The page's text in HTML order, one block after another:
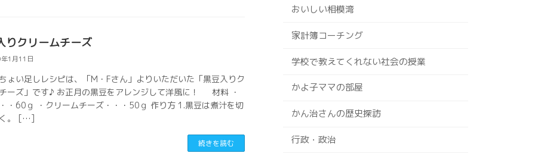
りクリームチーズ
1月11日
ょい足しレシピは、「M・Fさん」よりいただいた「黒豆入りク
ーズ」です♪ お正月の黒豆をアレンジして洋風に！ 材料 ・
・60ｇ ・クリームチーズ・・・50ｇ 作り方 1.黒豆は煮汁を切
。 […]
続きを読む
おいしい相模湾
家計簿コーチング
学校で教えてくれない社会の授業
かよ子ママの部屋
かん治さんの歴史探訪
行政・政治